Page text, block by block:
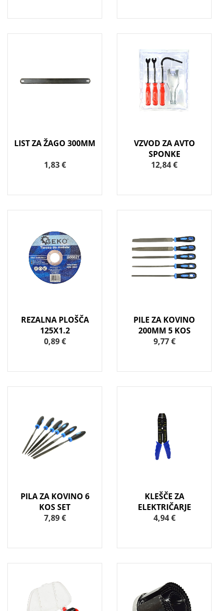
LIST ZA ŽAGO 300MM
1,83 €
VZVOD ZA AVTO
SPONKE
12,84 €
REZALNA PLOŠČA
125X1.2
0,89 €
PILE ZA KOVINO
200MM 5 KOS
9,77 €
PILA ZA KOVINO 6
KOS SET
7,89 €
KLEŠČE ZA
ELEKTRIČARJE
4,94 €